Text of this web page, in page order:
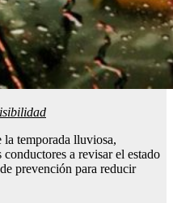
la temporada lluviosa,
a revisar el estado
prevención para reducir